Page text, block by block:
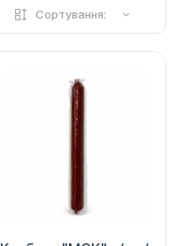
Сортування: